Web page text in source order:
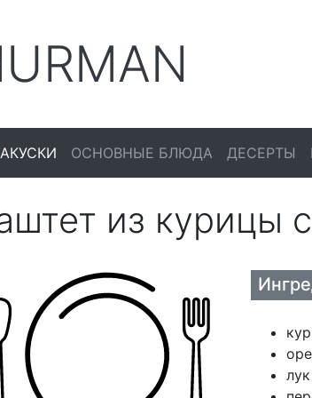
ОСНОВНЫЕ БЛЮДА ДЕСЕРТЫ
из курицы